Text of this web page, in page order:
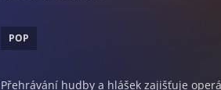
POP
Přehrávání hudby a hlášek zajišťuje